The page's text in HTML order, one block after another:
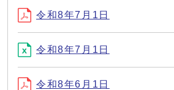
令和8年7月1日
令和8年7月1日
令和8年6月1日